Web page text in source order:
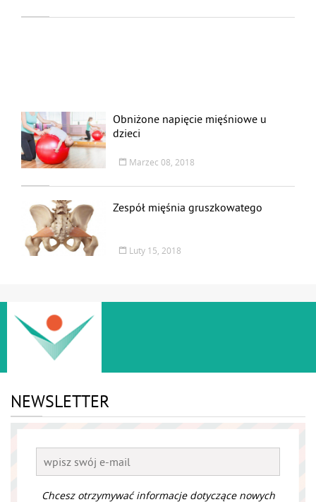
Obniżone napięcie mięśniowe u
dzieci
Marzec 08, 2018
Zespół mięśnia gruszkowatego
Luty 15, 2018
NEWSLETTER
Chcesz otrzymywać informacje dotyczące nowych